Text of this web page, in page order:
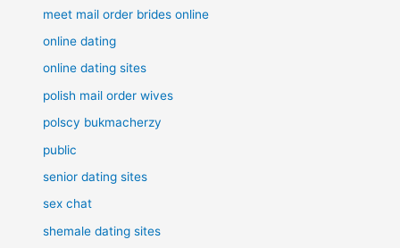
meet mail order brides online
online dating
online dating sites
polish mail order wives
polscy bukmacherzy
public
senior dating sites
sex chat
shemale dating sites